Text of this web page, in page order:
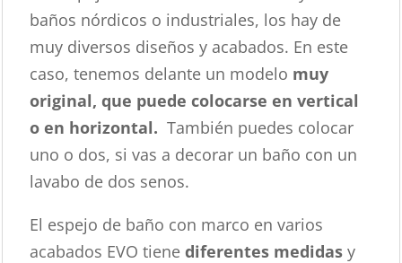
baños nórdicos o industriales, los hay de
muy diversos diseños y acabados. En este
caso, tenemos delante un modelo muy
original, que puede colocarse en vertical
o en horizontal. También puedes colocar
uno o dos, si vas a decorar un baño con un
lavabo de dos senos.
El espejo de baño con marco en varios
acabados EVO tiene diferentes medidasy